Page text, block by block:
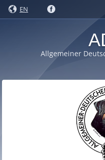
EN
Allgemeiner